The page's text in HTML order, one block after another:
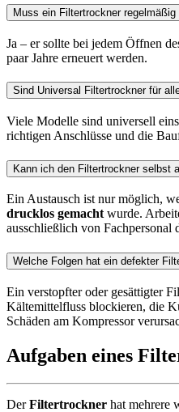
Muss ein Filtertrockner
Ja – er sollte bei jedem Öffnen
paar Jahre erneuert werden.
Sind Universal Filtertrockner für
Viele Modelle sind universell
richtigen Anschlüsse und die
Kann ich den Filtertrockner selbst
Ein Austausch ist nur möglich,
drucklos gemachtwurde.
ausschließlich von Fachpersonal
Welche Folgen hat ein defekter
Ein verstopfter oder gesättigter
Kältemittelfluss blockieren, die
Schäden am Kompressor
Aufgaben eines
DerFiltertrockner hat mehrere